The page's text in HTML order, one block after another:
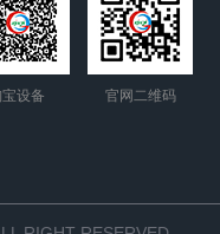
设备 官网二维码